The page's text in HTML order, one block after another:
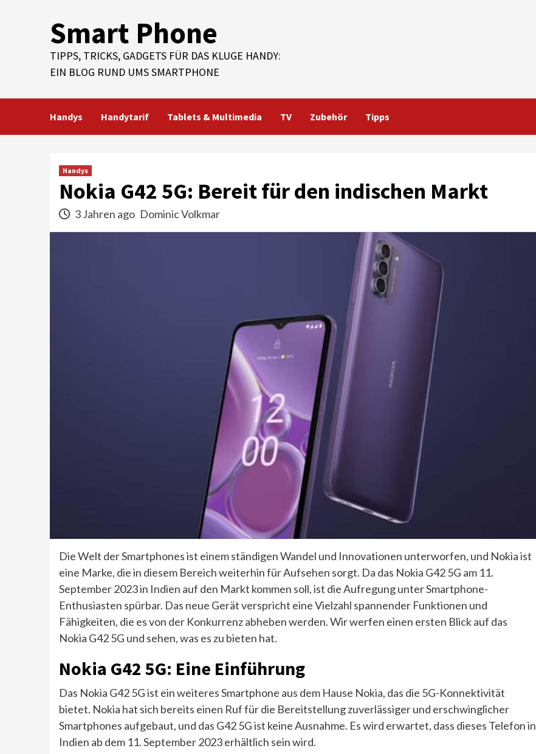
Smart Phone
TIPPS, TRICKS, GADGETS FÜR DAS KLUGE HANDY:
EIN BLOG RUND UMS SMARTPHONE
Handys Handytarif Tablets & Multimedia TV Zubehör Tipps
Handys
Nokia G42 5G: Bereit für den indischen Markt
3 Jahren ago Dominic Volkmar
Die Welt der Smartphones ist einem ständigen Wandel und Innovationen unterworfen, und Nokia ist
eine Marke, die in diesem Bereich weiterhin für Aufsehen sorgt. Da das Nokia G42 5G am 11.
September 2023 in Indien auf den Markt kommen soll, ist die Aufregung unter Smartphone-
Enthusiasten spürbar. Das neue Gerät verspricht eine Vielzahl spannender Funktionen und
Fähigkeiten, die es von der Konkurrenz abheben werden. Wir werfen einen ersten Blick auf das
Nokia G42 5G und sehen, was es zu bieten hat.
Nokia G42 5G: Eine Einführung
Das Nokia G42 5G ist ein weiteres Smartphone aus dem Hause Nokia, das die 5G-Konnektivität
bietet. Nokia hat sich bereits einen Ruf für die Bereitstellung zuverlässiger und erschwinglicher
Smartphones aufgebaut, und das G42 5G ist keine Ausnahme. Es wird erwartet, dass dieses Telefon in
Indien ab dem 11. September 2023 erhältlich sein wird.